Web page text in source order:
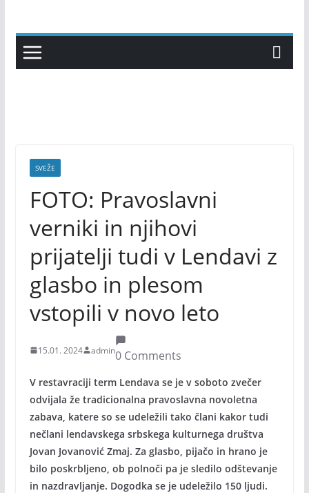
content
SVEŽE
FOTO: Pravoslavni
verniki in njihovi
prijatelji tudi v Lendavi z
glasbo in plesom
vstopili v novo leto
15.01. 2024 admin0 Comments
V restavraciji term Lendava se je v soboto zvečer
odvijala že tradicionalna pravoslavna novoletna
zabava, katere so se udeležili tako člani kakor tudi
nečlani lendavskega srbskega kulturnega društva
Jovan Jovanović Zmaj. Za glasbo, pijačo in hrano je
bilo poskrbljeno, ob polnoči pa je sledilo odštevanje
in nazdravljanje. Dogodka se je udeležilo 150 ljudi.